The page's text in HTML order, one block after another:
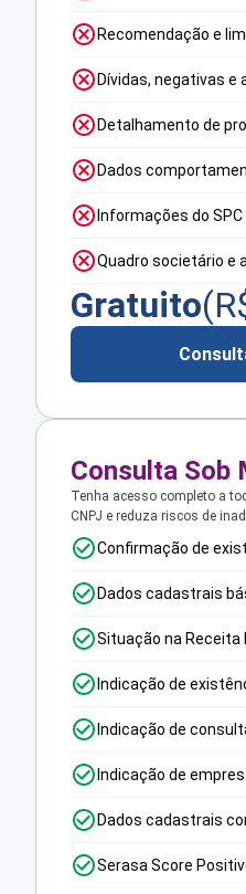
Recomendação e
Dívidas, negativas e
Detalhamento de
Dados
Informações do SPC
Quadro societário e
Gratuito
Consulta Sob
Tenha acesso completo a
CNPJ e reduza riscos de
Confirmação de
Dados cadastrais
Situação na Receita
Indicação de
Indicação de
Indicação de
Dados cadastrais
Serasa Score